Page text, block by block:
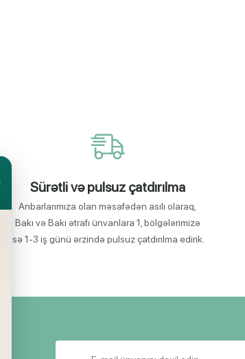
Sürətli və pulsuz çatdırılma
Anbarlarımıza olan məsafədən asılı olaraq,
Bakı və Bakı ətrafı ünvanlara 1, bölgələrimizə
isə 1-3 iş günü ərzində pulsuz çatdırılma edirik.